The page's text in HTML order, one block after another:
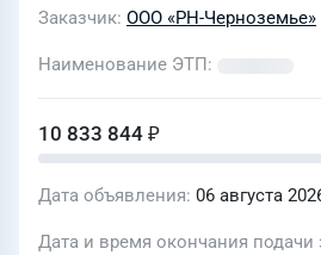
Заказчик ООО «РН-Черноземье»
Наименование ЭТП
10 833 844 ₽
Дата объявления 06 августа
Дата и время окончания подачи